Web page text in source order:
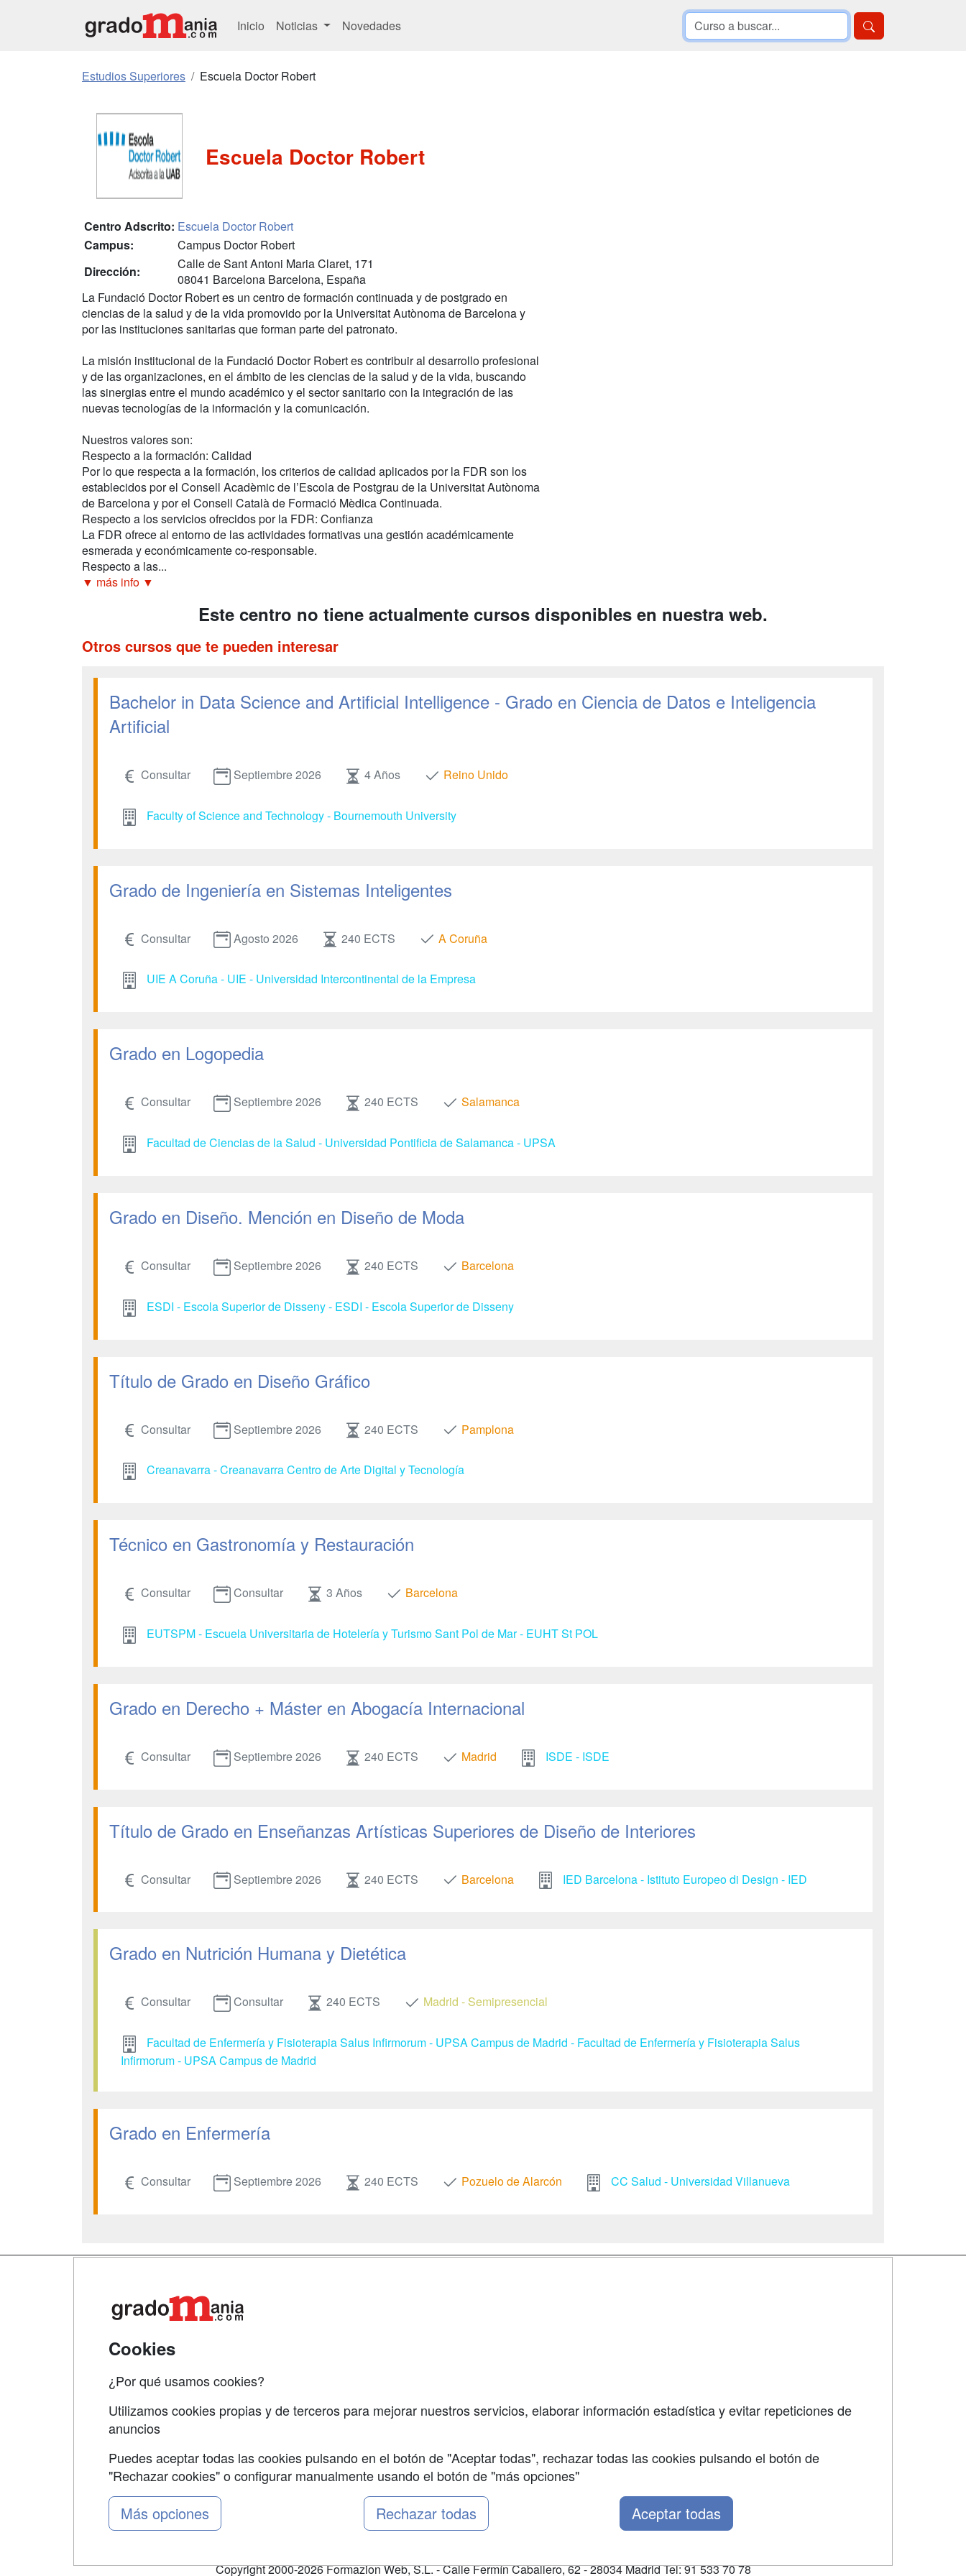
Inicio Noticias Novedades
Estudios Superiores Escuela Doctor Robert
Escuela Doctor Robert
Centro Adscrito: Escuela Doctor Robert
Campus:
Campus Doctor Robert
Dirección:
Calle de Sant Antoni Maria Claret, 171
08041 Barcelona Barcelona, España
La Fundació Doctor Robert es un centro de formación continuada y de postgrado en
ciencias de la salud y de la vida promovido por la Universitat Autònoma de Barcelona y
por las instituciones sanitarias que forman parte del patronato.
La misión institucional de la Fundació Doctor Robert es contribuir al desarrollo profesional
y de las organizaciones, en el ámbito de les ciencias de la salud y de la vida, buscando
las sinergias entre el mundo académico y el sector sanitario con la integración de las
nuevas tecnologías de la información y la comunicación.
Nuestros valores son:
Respecto a la formación: Calidad
Por lo que respecta a la formación, los criterios de calidad aplicados por la FDR son los
establecidos por el Consell Acadèmic de l’Escola de Postgrau de la Universitat Autònoma
de Barcelona y por el Consell Català de Formació Mèdica Continuada.
Respecto a los servicios ofrecidos por la FDR: Confianza
La FDR ofrece al entorno de las actividades formativas una gestión académicamente
esmerada y económicamente co-responsable.
Respecto a las...
▼ más info ▼
Este centro no tiene actualmente cursos disponibles en nuestra web.
Otros cursos que te pueden interesar
Bachelor in Data Science and Artificial Intelligence - Grado en Ciencia de Datos e Inteligencia
Artificial
Consultar Septiembre 2026 4 Años Reino Unido
Faculty of Science and Technology - Bournemouth University
Grado de Ingeniería en Sistemas Inteligentes
Consultar Agosto 2026 240 ECTS A Coruña
UIE A Coruña - UIE - Universidad Intercontinental de la Empresa
Grado en Logopedia
Consultar Septiembre 2026 240 ECTS Salamanca
Facultad de Ciencias de la Salud - Universidad Pontificia de Salamanca - UPSA
Grado en Diseño. Mención en Diseño de Moda
Consultar Septiembre 2026 240 ECTS Barcelona
ESDI - Escola Superior de Disseny - ESDI - Escola Superior de Disseny
Título de Grado en Diseño Gráfico
Consultar Septiembre 2026 240 ECTS Pamplona
Creanavarra - Creanavarra Centro de Arte Digital y Tecnología
Técnico en Gastronomía y Restauración
Consultar Consultar 3 Años Barcelona
EUTSPM - Escuela Universitaria de Hotelería y Turismo Sant Pol de Mar - EUHT St POL
Grado en Derecho + Máster en Abogacía Internacional
Consultar Septiembre 2026 240 ECTS Madrid ISDE - ISDE
Título de Grado en Enseñanzas Artísticas Superiores de Diseño de Interiores
Consultar Septiembre 2026 240 ECTS Barcelona IED Barcelona - Istituto Europeo di Design - IED
Grado en Nutrición Humana y Dietética
Consultar Consultar 240 ECTS Madrid - Semipresencial
Facultad de Enfermería y Fisioterapia Salus Infirmorum - UPSA Campus de Madrid - Facultad de Enfermería y Fisioterapia Salus
Infirmorum - UPSA Campus de Madrid
Grado en Enfermería
Consultar Septiembre 2026 240 ECTS Pozuelo de Alarcón CC Salud - Universidad Villanueva
Grupo formazion:
Copyright 2000-2026 Formazion Web, S.L. - Calle Fermín Caballero, 62 - 28034 Madrid Tel: 91 533 70 78
Cookies
¿Por qué usamos cookies?
Utilizamos cookies propias y de terceros para mejorar nuestros servicios, elaborar información estadística y evitar repeticiones de
anuncios
Puedes aceptar todas las cookies pulsando en el botón de "Aceptar todas", rechazar todas las cookies pulsando el botón de
"Rechazar cookies" o configurar manualmente usando el botón de "más opciones"
Más opciones Rechazar todas Aceptar todas